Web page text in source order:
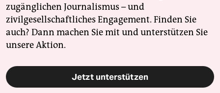
zugänglichen Journalismus – und
zivilgesellschaftliches Engagement. Finden Sie
auch? Dann machen Sie mit und unterstützen Sie
unsere Aktion.
Jetzt unterstützen